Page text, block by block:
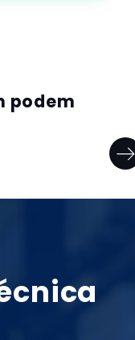
podem